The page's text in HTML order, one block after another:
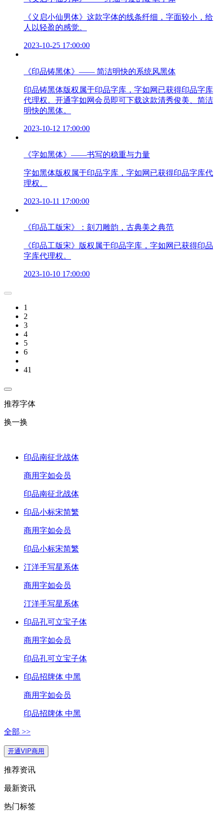
《义启小仙男体》这款字体的线条纤细，字面较小，给
人以轻盈的感觉。
2023-10-25 17:00:00
《印品铸黑体》—— 简洁明快的系统风黑体
印品铸黑体版权属于印品字库，字如网已获得印品字库
代理权。开通字如网会员即可下载这款清秀俊美、简洁
明快的黑体。
2023-10-12 17:00:00
《字如黑体》——书写的稳重与力量
字如黑体版权属于印品字库，字如网已获得印品字库代
理权。
2023-10-11 17:00:00
《印品工版宋》：刻刀雕韵，古典美之典范
《印品工版宋》版权属于印品字库，字如网已获得印品
字库代理权。
2023-10-10 17:00:00
1
2
3
4
5
6
41
推荐字体
换一换
印品南征北战体
商用字如会员
印品南征北战体
印品小标宋简繁
商用字如会员
印品小标宋简繁
汀洋手写星系体
商用字如会员
汀洋手写星系体
印品孔可立宝子体
商用字如会员
印品孔可立宝子体
印品招牌体 中黑
商用字如会员
印品招牌体 中黑
全部 >>
开通VIP商用
推荐资讯
最新资讯
热门标签